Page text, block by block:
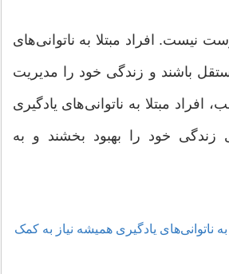
نیست. افراد مبتلا به ناتوانی‌های
باشند و زندگی خود را مدیریت
افراد مبتلا به ناتوانی‌های یادگیری
زندگی خود را بهبود بخشند و به
مبتلا به ناتوانی‌های یادگیری همیشه نیاز به کمک